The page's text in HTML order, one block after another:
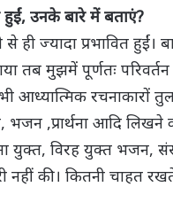
उनके बारे में बताएं?
से ही ज्यादा प्रभावित
तब मुझमें पूर्णतः
आध्यात्मिक रचनाकारों
,प्रार्थना आदि
युक्त, विरह युक्त भजन,
नहीं की। कितनी चाहत